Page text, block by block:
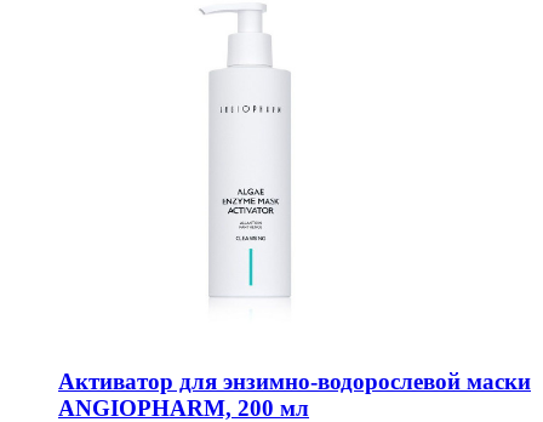
Активатор для энзимно-водорослевой маски
ANGIOPHARM, 200 мл